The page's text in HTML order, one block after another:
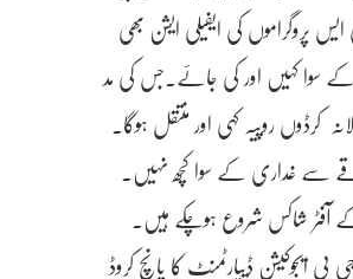
پروگراموں کی ایفیلی ایشن بھی
سوا کہیں اور کی جائے.جس کی مد
کرڈوں روپیہ کہی اور منتقل ہوگا.
سے غداری کے سوا کچھ نہیں.
کے آفٹر شاکس شروع ہوچکے ہیں.
ایجوکیشن ڈیپارٹمنٹ کا پانچ کروڈ